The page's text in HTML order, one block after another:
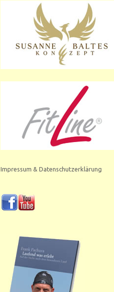
Impressum & Datenschutzerklärung